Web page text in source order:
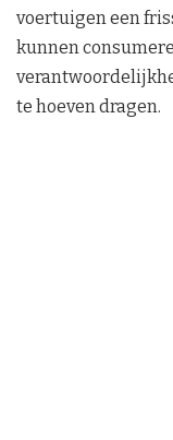
voertuigen een
kunnen
te hoeven dragen.